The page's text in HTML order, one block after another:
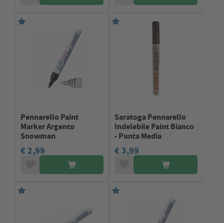
Pennarello Paint
Marker Argento
Snowman
€ 2,99
Saratoga Pennarello
Indelebile Paint Bianco
- Punta Media
€ 3,99